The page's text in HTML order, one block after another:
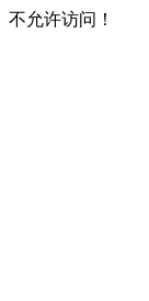
不允许访问！